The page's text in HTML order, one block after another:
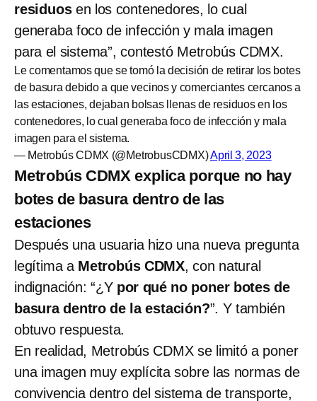
residuosen los contenedores, lo cual
generaba foco de infección y mala imagen
para el sistema”, contestó Metrobús CDMX.
Le comentamos que se tomó la decisión de retirar los botes
de basura debido a que vecinos y comerciantes cercanos a
las estaciones, dejaban bolsas llenas de residuos en los
contenedores, lo cual generaba foco de infección y mala
imagen para el sistema.
— Metrobús CDMX (@MetrobusCDMX)April 3, 2023
Metrobús CDMX explica porque no hay
botes de basura dentro de las
estaciones
Después una usuaria hizo una nueva pregunta
legítima a Metrobús CDMX, con natural
indignación: “¿Y por qué no poner botes de
basura dentro de la estación?”. Y también
obtuvo respuesta.
En realidad, Metrobús CDMX se limitó a poner
una imagen muy explícita sobre las normas de
convivencia dentro del sistema de transporte,